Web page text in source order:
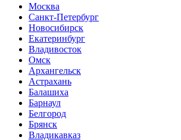
Москва
Санкт-Петербург
Новосибирск
Екатеринбург
Владивосток
Омск
Архангельск
Астрахань
Балашиха
Барнаул
Белгород
Брянск
Владикавказ